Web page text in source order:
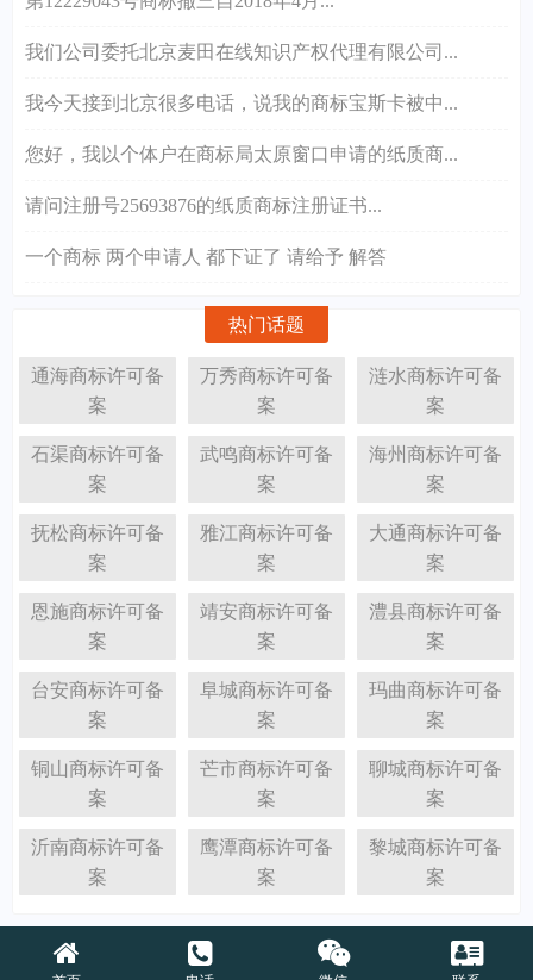
我们公司委托北京麦田在线知识产权代理有限公司...
我今天接到北京很多电话，说我的商标宝斯卡被中...
您好，我以个体户在商标局太原窗口申请的纸质商...
请问注册号25693876的纸质商标注册证书...
一个商标 两个申请人 都下证了 请给予 解答
热门话题
通海商标许可备
案
万秀商标许可备
案
涟水商标许可备
案
石渠商标许可备
案
武鸣商标许可备
案
海州商标许可备
案
抚松商标许可备
案
雅江商标许可备
案
大通商标许可备
案
恩施商标许可备
案
靖安商标许可备
案
澧县商标许可备
案
台安商标许可备
案
阜城商标许可备
案
玛曲商标许可备
案
铜山商标许可备
案
芒市商标许可备
案
聊城商标许可备
案
沂南商标许可备
案
鹰潭商标许可备
案
黎城商标许可备
案